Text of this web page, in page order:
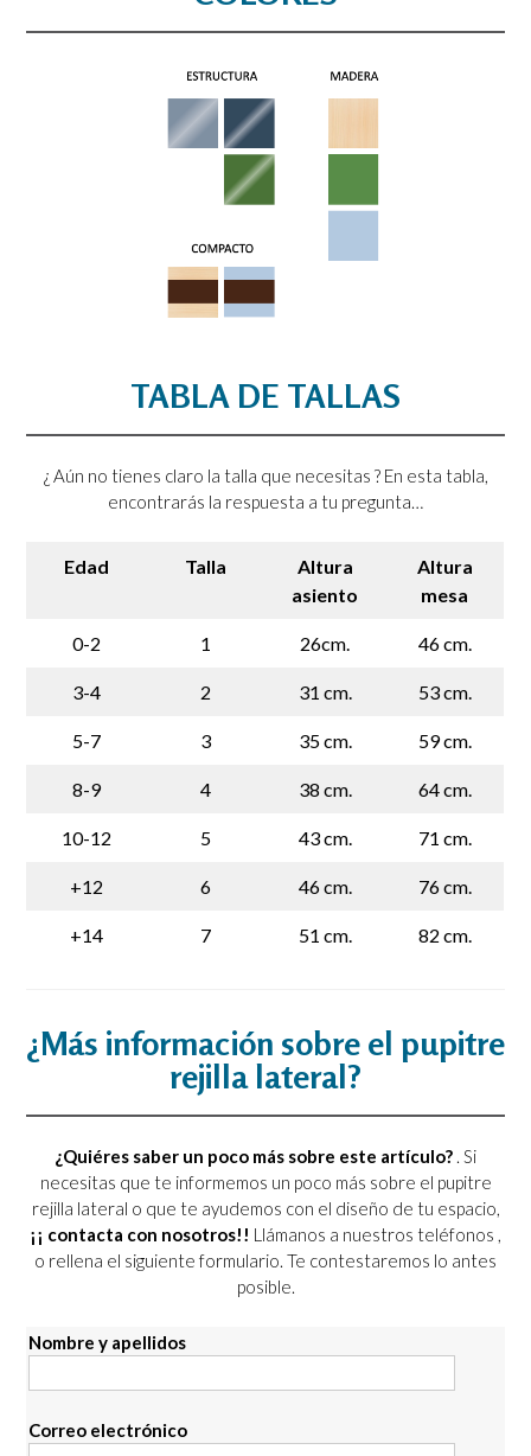
TABLA DE TALLAS
¿ Aún no tienes claro la talla que necesitas ? En esta tabla,
encontrarás la respuesta a tu pregunta…
Edad Talla
Altura
asiento
Altura
mesa
0-2 1 26cm. 46 cm.
3-4 2 31 cm. 53 cm.
5-7 3 35 cm. 59 cm.
8-9 4 38 cm. 64 cm.
10-12 5 43 cm. 71 cm.
+12 6 46 cm. 76 cm.
+14 7 51 cm. 82 cm.
¿Más información sobre el pupitre
rejilla lateral?
¿Quiéres saber un poco más sobre este artículo? . Si
necesitas que te informemos un poco más sobre el pupitre
rejilla lateral o que te ayudemos con el diseño de tu espacio,
¡¡ contacta con nosotros!! Llámanos a nuestros teléfonos ,
o rellena el siguiente formulario. Te contestaremos lo antes
posible.
Nombre y apellidos
Correo electrónico